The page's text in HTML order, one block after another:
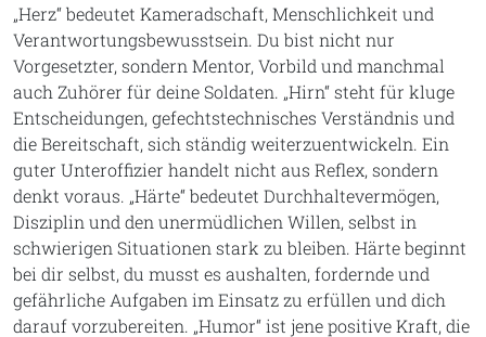
„Herz“ bedeutet Kameradschaft, Menschlichkeit und
Verantwortungsbewusstsein. Du bist nicht nur
Vorgesetzter, sondern Mentor, Vorbild und manchmal
auch Zuhörer für deine Soldaten. „Hirn“ steht für kluge
Entscheidungen, gefechts­technisches Verständnis und
die Bereitschaft, sich ständig weiterzuentwickeln. Ein
guter Unteroffizier handelt nicht aus Reflex, sondern
denkt voraus. „Härte“ bedeutet Durchhaltevermögen,
Disziplin und den unermüdlichen Willen, selbst in
schwierigen Situationen stark zu bleiben. Härte beginnt
bei dir selbst, du musst es aushalten, fordernde und
gefährliche Aufgaben im Einsatz zu erfüllen und dich
darauf vorzubereiten. „Humor“ ist jene positive Kraft, die